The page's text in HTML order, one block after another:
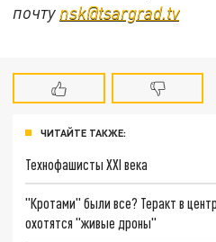
почту nsk@tsargrad.tv
ЧИТАЙТЕ ТАКЖЕ:
Технофашисты XXI века
"Кротами" были все? Теракт в
охотятся "живые дроны"